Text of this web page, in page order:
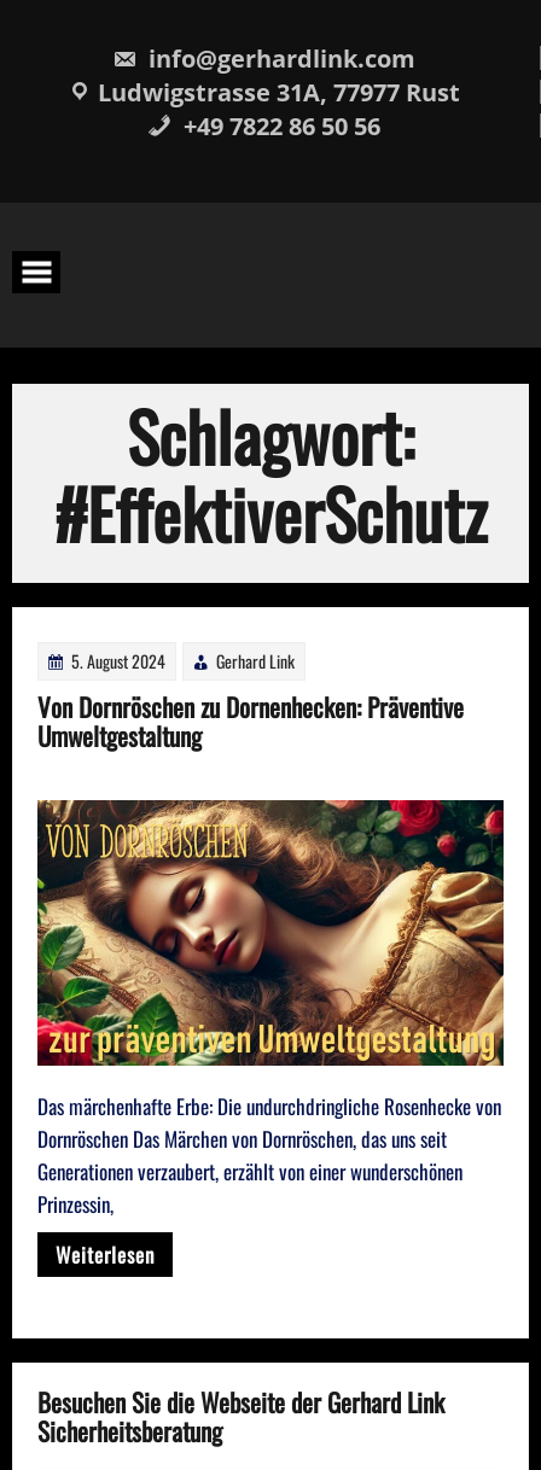
info@gerhardlink.com
Ludwigstrasse 31A, 77977 Rust
+49 7822 86 50 56
Schlagwort:
#EffektiverSchutz
5. August 2024 Gerhard Link
Von Dornröschen zu Dornenhecken: Präventive
Umweltgestaltung
Das märchenhafte Erbe: Die undurchdringliche Rosenhecke von
Dornröschen Das Märchen von Dornröschen, das uns seit
Generationen verzaubert, erzählt von einer wunderschönen
Prinzessin,
Weiterlesen
Besuchen Sie die Webseite der Gerhard Link
Sicherheitsberatung